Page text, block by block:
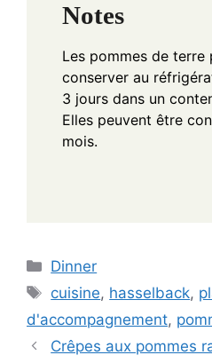
Notes
Les pommes de terre
conserver au
3 jours dans un
Elles peuvent être
mois.
Categories
Dinner
Tags
cuisine, hasselback,
d'accompagnement,
Crêpes aux pommes